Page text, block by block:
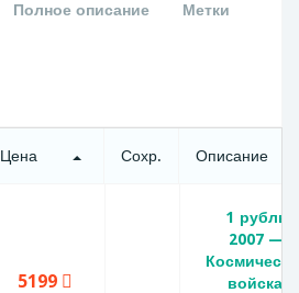
Полное описание Метки
Цена Сохр. Описание
5199
1 рубль
2007 —
войска,